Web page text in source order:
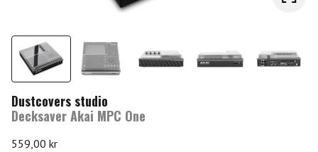
Dustcovers studio
Decksaver Akai MPC One
559,00 kr